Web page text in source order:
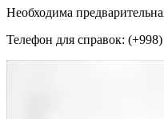
Необходима
Телефон для справок: